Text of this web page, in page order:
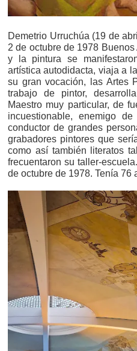
Demetrio Urruchúa (19 de
2 de octubre de 1978
y la pintura se
artística autodidacta, viaja a
su gran vocación, las Artes
trabajo de pintor,
Maestro muy particular, de
incuestionable, enemigo
conductor de grandes
grabadores pintores que
como así también literatos
frecuentaron su taller-
de octubre de 1978. Tenía 76